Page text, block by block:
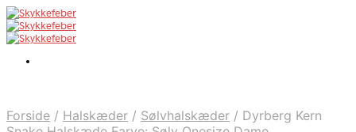
Forside / Halskæder / Sølvhalskæder / Dyrberg Kern